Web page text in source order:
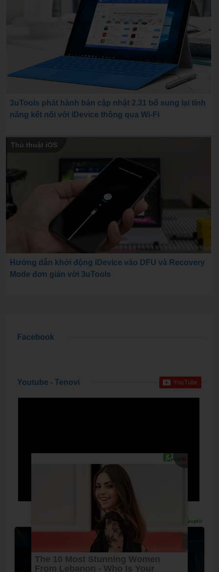
3uTools phát hành bản cập nhật 2.31 bổ sung lại tính
năng kết nối với iDevice thông qua Wi-Fi
Thủ thuật iOS
Hướng dẫn khởi động iDevice vào DFU và Recovery
Mode đơn giản với 3uTools
Facebook
Youtube - Tenovi
X